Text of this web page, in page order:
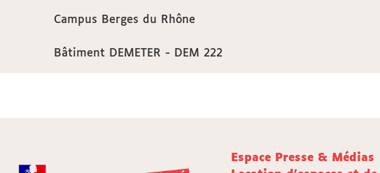
Campus Berges du Rhône
Bâtiment DEMETER - DEM 222
Espace Presse & Médias